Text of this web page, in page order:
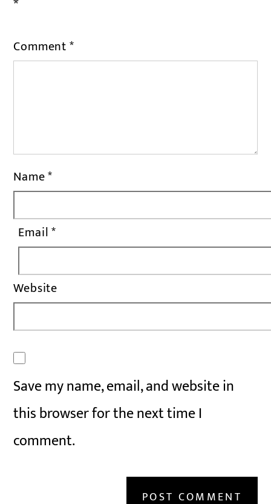
Comment*
Name*
Email*
Website
Save my name, email, and website in
this browser for the next time I
comment.